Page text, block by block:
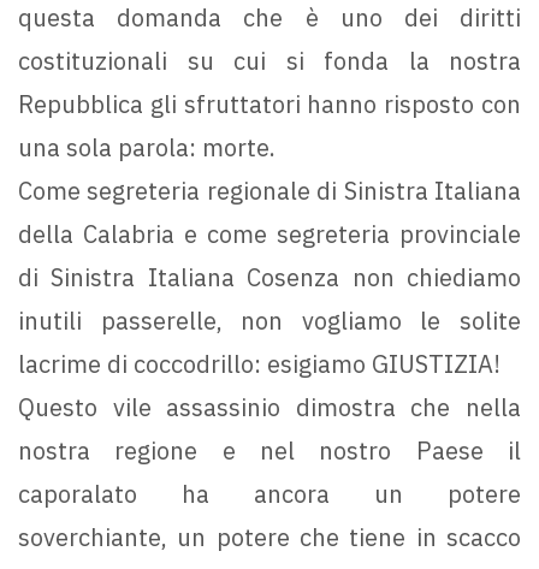
questa domanda che è uno dei diritti
costituzionali su cui si fonda la nostra
Repubblica gli sfruttatori hanno risposto con
una sola parola: morte.
Come segreteria regionale di Sinistra Italiana
della Calabria e come segreteria provinciale
di Sinistra Italiana Cosenza non chiediamo
inutili passerelle, non vogliamo le solite
lacrime di coccodrillo: esigiamo GIUSTIZIA!
Questo vile assassinio dimostra che nella
nostra regione e nel nostro Paese il
caporalato ha ancora un potere
soverchiante, un potere che tiene in scacco